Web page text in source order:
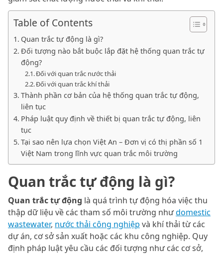
Table of Contents
Quan trắc tự động là gì?
Đối tượng nào bắt buộc lắp đặt hệ thống quan trắc tự
động?
Đối với quan trắc nước thải
Đối với quan trắc khí thải
Thành phần cơ bản của hệ thống quan trắc tự động,
liên tục
Pháp luật quy định về thiết bị quan trắc tự động, liên
tục
Tại sao nên lựa chọn Việt An – Đơn vị có thị phần số 1
Việt Nam trong lĩnh vực quan trắc môi trường
Quan trắc tự động là gì?
Quan trắc tự động là quá trình tự động hóa việc thu
thập dữ liệu về các tham số môi trường nhưdomestic
wastewater, nước thải công nghiệp và khí thải từ các
dự án, cơ sở sản xuất hoặc các khu công nghiệp. Quy
định pháp luật yêu cầu các đối tượng như các cơ sở,